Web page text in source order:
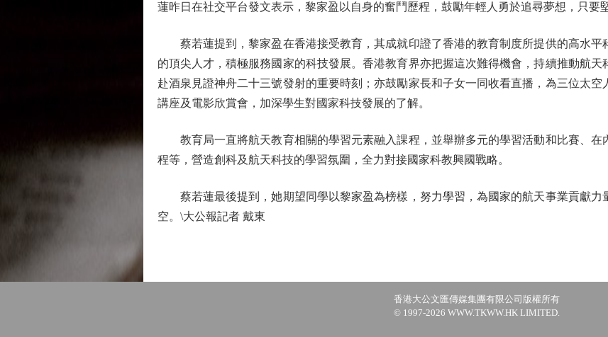
蓮昨日在社交平台發文表示，黎家盈以自身的奮鬥歷程，鼓勵年輕人勇於追尋夢想，只要
蔡若蓮提到，黎家盈在香港接受教育，其成就印證了香港的教育制度所提供的高水平
的頂尖人才，積極服務國家的科技發展。香港教育界亦把握這次難得機會，持續推動航
赴酒泉見證神舟二十三號發射的重要時刻；亦鼓勵家長和子女一同收看直播，為三位太
講座及電影欣賞會，加深學生對國家科技發展的了解。
教育局一直將航天教育相關的學習元素融入課程，並舉辦多元的學習活動和比賽、在
程等，營造創科及航天科技的學習氛圍，全力對接國家科教興國戰略。
蔡若蓮最後提到，她期望同學以黎家盈為榜樣，努力學習，為國家的航天事業貢獻力
空。\大公報記者 戴東
香港大公文匯傳媒集團有限公司版權所有
© 1997-2026 WWW.TKWW.HK LIMITED.